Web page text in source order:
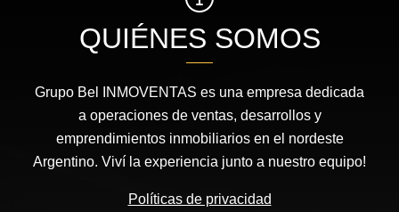
QUIÉNES SOMOS
Grupo Bel INMOVENTAS es una empresa dedicada
a operaciones de ventas, desarrollos y
emprendimientos inmobiliarios en el nordeste
Argentino. Viví la experiencia junto a nuestro equipo!
Políticas de privacidad